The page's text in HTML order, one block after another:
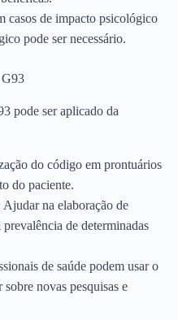
casos de impacto psicológico
pode ser necessário.
pode ser aplicado da
do código em prontuários
do paciente.
Ajudar na elaboração de
de determinadas
de saúde podem usar o
novas pesquisas e